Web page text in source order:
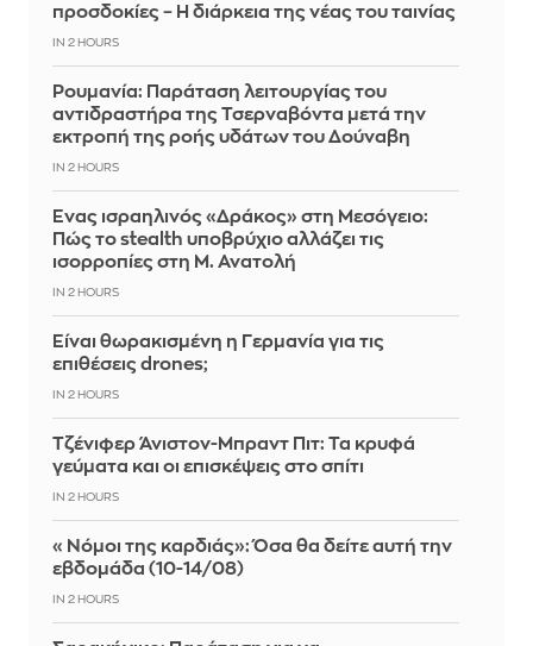
προσδοκίες – Η διάρκεια της νέας του ταινίας
IN 2 HOURS
Ρουμανία: Παράταση λειτουργίας του
αντιδραστήρα της Τσερναβόντα μετά την
εκτροπή της ροής υδάτων του Δούναβη
IN 2 HOURS
Ένας ισραηλινός «Δράκος» στη Μεσόγειο:
Πώς το stealth υποβρύχιο αλλάζει τις
ισορροπίες στη Μ. Ανατολή
IN 2 HOURS
Είναι θωρακισμένη η Γερμανία για τις
επιθέσεις drones;
IN 2 HOURS
Τζένιφερ Άνιστον-Μπραντ Πιτ: Τα κρυφά
γεύματα και οι επισκέψεις στο σπίτι
IN 2 HOURS
«Νόμοι της καρδιάς»: Όσα θα δείτε αυτή την
εβδομάδα (10-14/08)
IN 2 HOURS